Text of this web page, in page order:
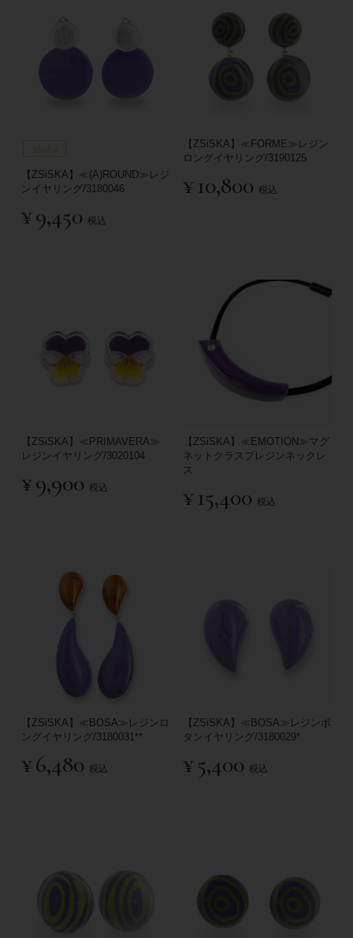
【ZSiSKA】≪(A)ROUND≫レジ
ンイヤリング/3180046
¥9,450 税込
【ZSiSKA】≪FORME≫レジン
ロングイヤリング/3190125
¥ 10,800 税込
【ZSiSKA】≪PRIMAVERA≫
レジンイヤリング/3020104
¥9,900 税込
【ZSiSKA】≪EMOTION≫マグ
ネットクラスプレジンネックレ
ス
¥ 15,400 税込
【ZSiSKA】≪BOSA≫レジンロ
ングイヤリング/3180031**
¥6,480 税込
【ZSiSKA】≪BOSA≫レジンボ
タンイヤリング/3180029*
¥5,400 税込